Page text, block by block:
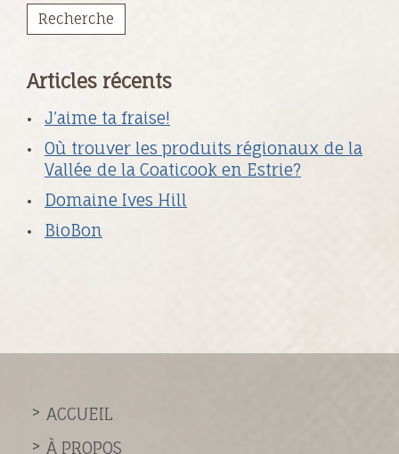
Articles récents
J’aime ta fraise!
Où trouver les produits régionaux de la
Vallée de la Coaticook en Estrie?
Domaine Ives Hill
BioBon
ACCUEIL
À PROPOS